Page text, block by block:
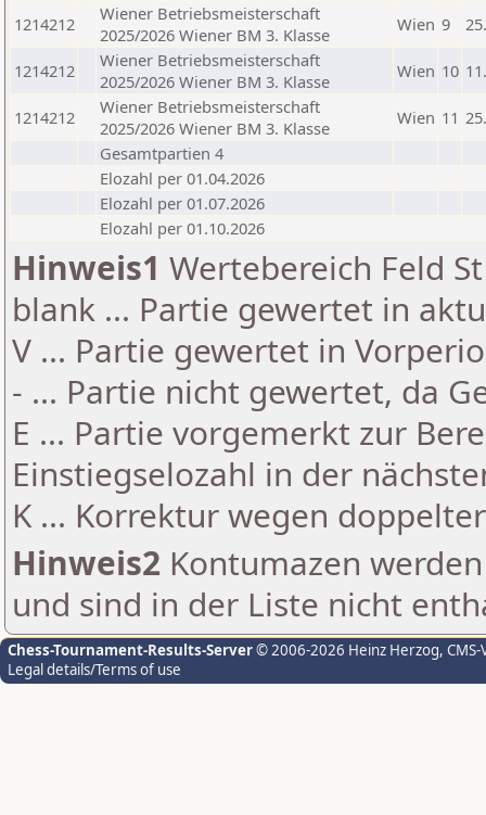
1214212
Wiener Betriebsmeisterschaft
2025/2026 Wiener BM 3. Klasse
Wien 9
1214212
Wiener Betriebsmeisterschaft
2025/2026 Wiener BM 3. Klasse
Wien 10
1214212
Wiener Betriebsmeisterschaft
2025/2026 Wiener BM 3. Klasse
Wien 11
Gesamtpartien 4
Elozahl per 01.04.2026
Elozahl per 01.07.2026
Elozahl per 01.10.2026
Hinweis1 Wertebereich Feld
blank ... Partie gewertet in
V ... Partie gewertet in
- ... Partie nicht gewertet, da
E ... Partie vorgemerkt zur
Einstiegselozahl in der
K ... Korrektur wegen
Hinweis2 Kontumazen
und sind in der Liste nicht
Chess-Tournament-Results-Server© 2006-2026 Heinz Herzog,
Legal details/Terms of use